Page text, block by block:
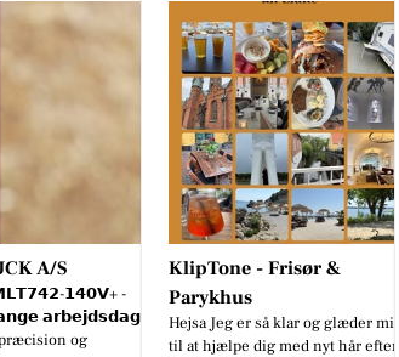
A/S
𝟭𝟰𝟬𝗩+ -
𝗮𝗿𝗯𝗲𝗷𝗱𝘀𝗱𝗮𝗴𝗲.
og
KlipTone - Frisør &
Parykhus
Hejsa Jeg er så klar og glæder mig
til at hjælpe dig med nyt hår efter